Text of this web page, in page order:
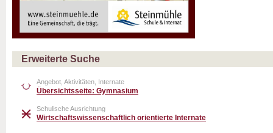
Erweiterte Suche
Angebot, Aktivitäten, Internate
Übersichtsseite: Gymnasium
Schulische Ausrichtung
Wirtschaftswissenschaftlich orientierte Internate